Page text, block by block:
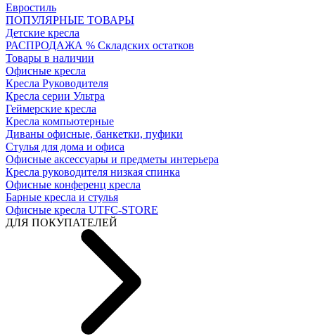
Евростиль
ПОПУЛЯРНЫЕ ТОВАРЫ
Детские кресла
РАСПРОДАЖА % Складских остатков
Товары в наличии
Офисные кресла
Кресла Руководителя
Кресла серии Ультра
Геймерские кресла
Кресла компьютерные
Диваны офисные, банкетки, пуфики
Стулья для дома и офиса
Офисные аксессуары и предметы интерьера
Кресла руководителя низкая спинка
Офисные конференц кресла
Барные кресла и стулья
Офисные кресла UTFC-STORE
ДЛЯ ПОКУПАТЕЛЕЙ